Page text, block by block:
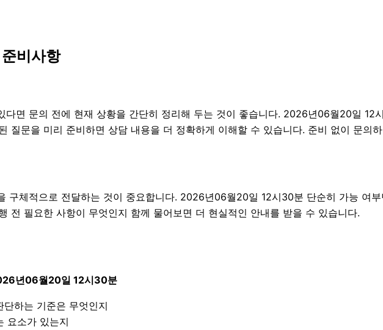
비사항
다면 문의 전에 현재 상황을 간단히 정리해 두는 것이 좋습니다. 2026년06월20일 12
질문을 미리 준비하면 상담 내용을 더 정확하게 이해할 수 있습니다. 준비 없이 문의
구체적으로 전달하는 것이 중요합니다. 2026년06월20일 12시30분 단순히 가능 여
전 필요한 사항이 무엇인지 함께 물어보면 더 현실적인 안내를 받을 수 있습니다.
년06월20일 12시30분
하는 기준은 무엇인지
요소가 있는지